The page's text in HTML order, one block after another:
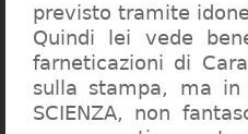
previsto tramite
Quindi lei vede
farneticazioni di
sulla stampa, ma in
SCIENZA, non